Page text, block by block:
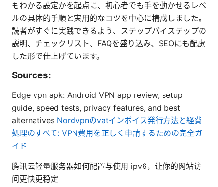
もわかる設定かを起点に、初心者でも手を動かせるレベ
ルの具体的手順と実用的なコツを中心に構成しました。
読者がすぐに実践できるよう、ステップバイステップの
説明、チェックリスト、FAQを盛り込み、SEOにも配慮
した形で仕上げています。
Sources:
Edge vpn apk: Android VPN app review, setup
guide, speed tests, privacy features, and best
alternatives Nordvpnのvatインボイス発行方法と経費
処理のすべて: VPN費用を正しく申請するための完全ガ
イド
腾讯云轻量服务器如何配置与使用 ipv6，让你的网站访
问更快更稳定